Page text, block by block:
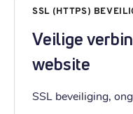
SSL (HTTPS)
Veilige
website
SSL beveiliging,